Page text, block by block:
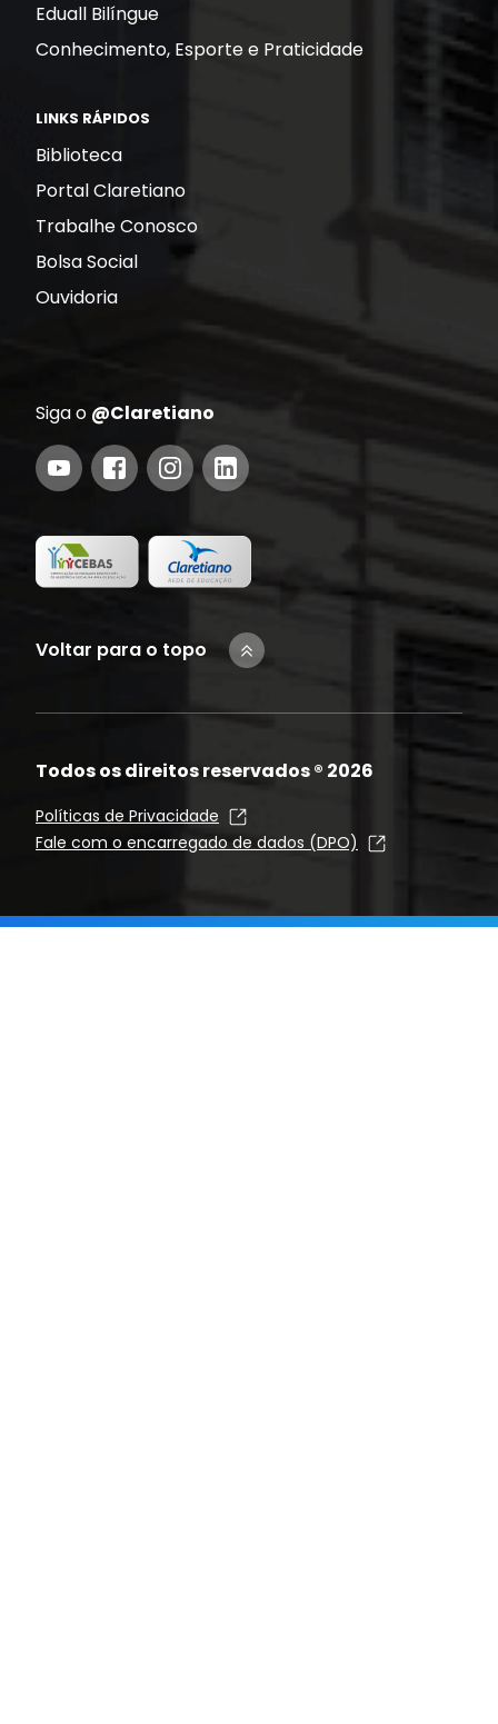
Eduall Bilíngue
Conhecimento, Esporte e Praticidade
LINKS RÁPIDOS
Biblioteca
Portal Claretiano
Trabalhe Conosco
Bolsa Social
Ouvidoria
Siga o @Claretiano
Voltar para o topo
Todos os direitos reservados ® 2026
Políticas de Privacidade
Fale com o encarregado de dados (DPO)